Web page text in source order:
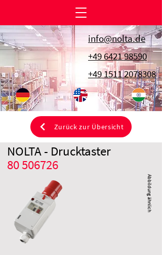
info@nolta.de
+49 6421 98590
+49 1511 2078308
Zurück zur Übersicht
80 506726
NOLTA - Drucktaster
Abbildung ähnlich